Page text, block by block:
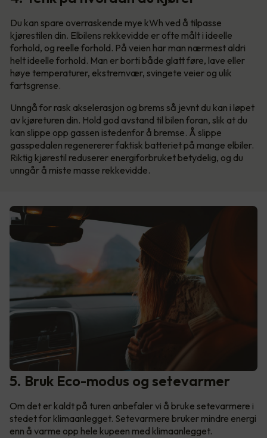
Du kan spare overraskende mye kWh ved å tilpasse
kjørestilen din. Elbilens rekkevidde er ofte målt i ideelle
forhold, og reelle forhold. På veien har man nærmest aldri
helt ideelle forhold. Man er borti både glatt føre, lave eller
høye temperaturer, ekstremvær, svingete veier og ulik
fartsgrense.
Unngå for rask akselerasjon og brems så jevnt du kan i løpet
av kjøreturen din. Hold god avstand til bilen foran, slik at du
kan slippe opp gassen istedenfor å bremse. Å slippe
gasspedalen regenererer faktisk batteriet på mange elbiler.
Riktig kjørestil reduserer energiforbruket betydelig, og du
unngår å miste masse rekkevidde.
5. Bruk Eco-modus og setevarmer
Om det er kaldt på turen anbefaler vi å bruke setevarmere i
stedet for klimaanlegget. Setevarmere bruker mindre energi
enn å varme opp hele kupeen med klimaanlegget.